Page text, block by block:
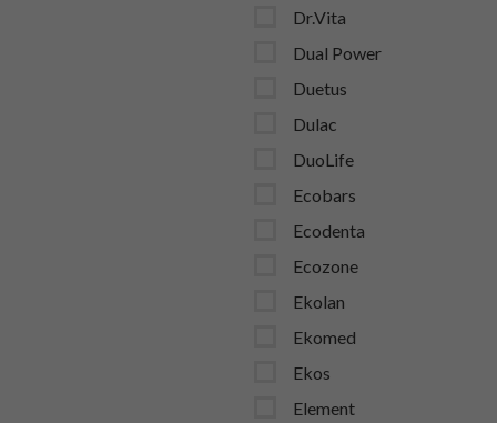
Dr.Vita
Dual Power
Duetus
Dulac
DuoLife
Ecobars
Ecodenta
Ecozone
Ekolan
Ekomed
Ekos
Element